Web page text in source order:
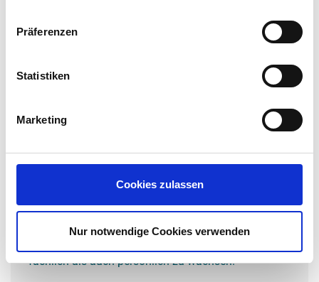
Präferenzen
Statistiken
Marketing
Cookies zulassen
Nur notwendige Cookies verwenden
Vor Ort gewinnt sie umfassende Einblicke in
Baustellenbegehungen und sammelt täglich neue
dabei der direkte Austausch mit den Kolleginnen
und Kollegen sowie der Einblick in die Strukturen
Wohnungsunternehmens.
Solche Praxisphasen sind ein fester Bestandteil der
Ausbildung bei OSTLAND. Sie bieten Raum, über
den eigenen Arbeitsalltag hinauszublicken, neue
fachlich als auch persönlich zu wachsen.